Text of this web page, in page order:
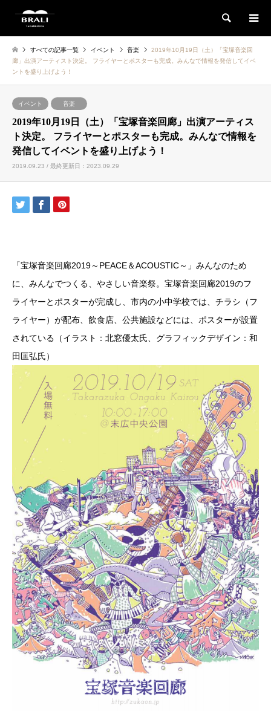
検索
すべての記事一覧 イベント 音楽
2019年10月19日（土）「宝塚音楽回
廊」出演アーティスト決定。 フライヤーとポスターも完成。みんなで情報を発信してイベ
ントを盛り上げよう！
イベント 音楽
2019年10月19日（土）「宝塚音楽回廊」出演アーティス
ト決定。 フライヤーとポスターも完成。みんなで情報を
発信してイベントを盛り上げよう！
2019.09.23 / 最終更新日：2023.09.29
「宝塚音楽回廊2019～PEACE＆ACOUSTIC～」みんなのため
に、みんなでつくる、やさしい音楽祭。宝塚音楽回廊2019のフ
ライヤーとポスターが完成し、市内の小中学校では、チラシ（フ
ライヤー）が配布、飲食店、公共施設などには、ポスターが設置
されている（イラスト：北窓優太氏、グラフィックデザイン：和
田匡弘氏）